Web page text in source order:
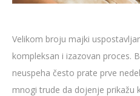
Velikom broju majki
kompleksan i izazovan proces.
neuspeha često prate prve
mnogi trude da dojenje prikažu